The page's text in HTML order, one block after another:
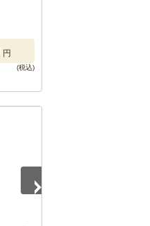
円